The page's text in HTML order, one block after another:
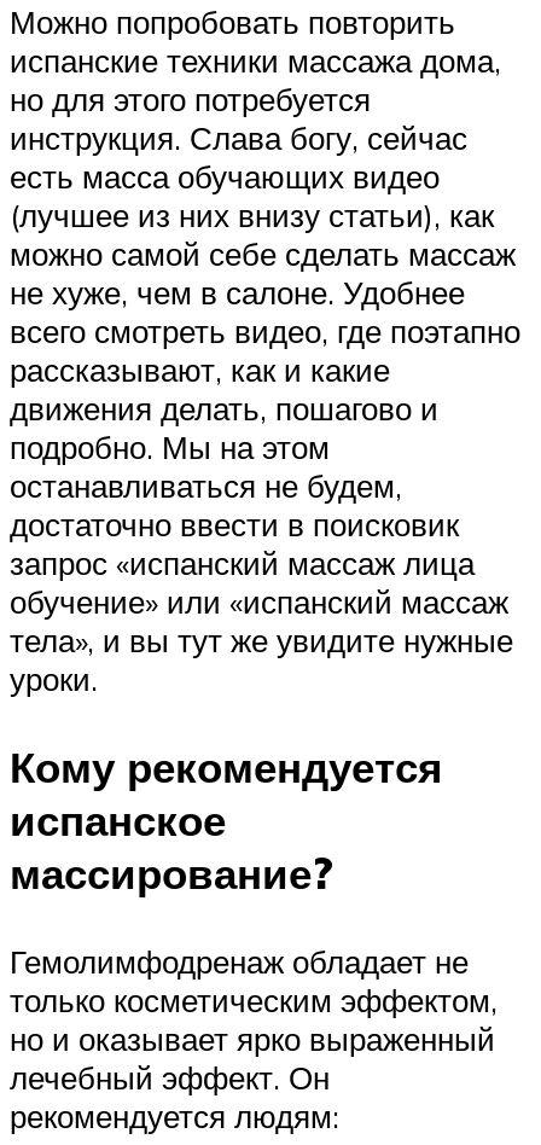
Можно попробовать повторить
испанские техники массажа дома,
но для этого потребуется
инструкция. Слава богу, сейчас
есть масса обучающих видео
(лучшее из них внизу статьи), как
можно самой себе сделать массаж
не хуже, чем в салоне. Удобнее
всего смотреть видео, где поэтапно
рассказывают, как и какие
движения делать, пошагово и
подробно. Мы на этом
останавливаться не будем,
достаточно ввести в поисковик
запрос «испанский массаж лица
обучение» или «испанский массаж
тела», и вы тут же увидите нужные
уроки.
Кому рекомендуется
испанское
массирование?
Гемолимфодренаж обладает не
только косметическим эффектом,
но и оказывает ярко выраженный
лечебный эффект. Он
рекомендуется людям: